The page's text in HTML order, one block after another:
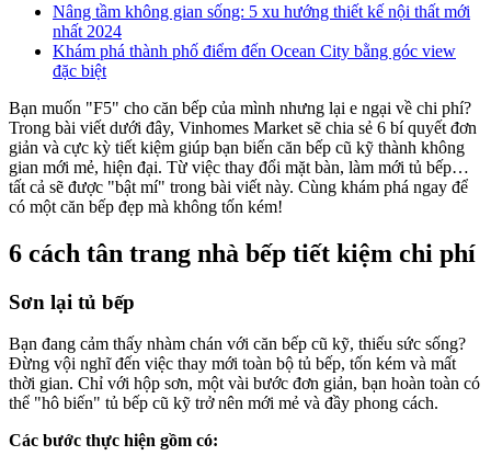
Nâng tầm không gian sống: 5 xu hướng thiết kế nội thất mới
nhất 2024
Khám phá thành phố điểm đến Ocean City bằng góc view
đặc biệt
Bạn muốn "F5" cho căn bếp của mình nhưng lại e ngại về chi phí?
Trong bài viết dưới đây, Vinhomes Market sẽ chia sẻ 6 bí quyết đơn
giản và cực kỳ tiết kiệm giúp bạn biến căn bếp cũ kỹ thành không
gian mới mẻ, hiện đại. Từ việc thay đổi mặt bàn, làm mới tủ bếp…
tất cả sẽ được "bật mí" trong bài viết này. Cùng khám phá ngay để
có một căn bếp đẹp mà không tốn kém!
6 cách tân trang nhà bếp tiết kiệm chi phí
Sơn lại tủ bếp
Bạn đang cảm thấy nhàm chán với căn bếp cũ kỹ, thiếu sức sống?
Đừng vội nghĩ đến việc thay mới toàn bộ tủ bếp, tốn kém và mất
thời gian. Chỉ với hộp sơn, một vài bước đơn giản, bạn hoàn toàn có
thể "hô biến" tủ bếp cũ kỹ trở nên mới mẻ và đầy phong cách.
Các bước thực hiện gồm có: